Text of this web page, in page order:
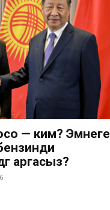
— ким? Эмнеге
аргасыз?